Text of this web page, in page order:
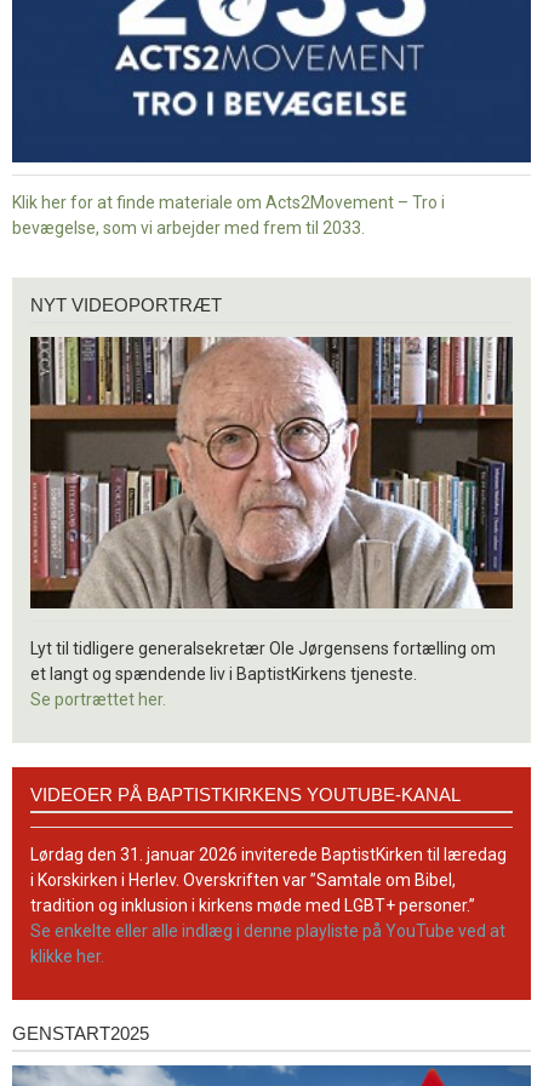
Klik her for at finde materiale om Acts2Movement – Tro i
bevægelse, som vi arbejder med frem til 2033.
videoportræt
NYT VIDEOPORTRÆT
Lyt til tidligere generalsekretær Ole Jørgensens fortælling om
et langt og spændende liv i BaptistKirkens tjeneste.
Se portrættet her.
BaptistKirkens
YouTube-
kanal
VIDEOER PÅ BAPTISTKIRKENS YOUTUBE-KANAL
Lørdag den 31. januar 2026 inviterede BaptistKirken til læredag
i Korskirken i Herlev. Overskriften var ”Samtale om Bibel,
tradition og inklusion i kirkens møde med LGBT+ personer.”
Se enkelte eller alle indlæg i denne playliste på YouTube ved at
klikke her.
Genstart2025
GENSTART2025